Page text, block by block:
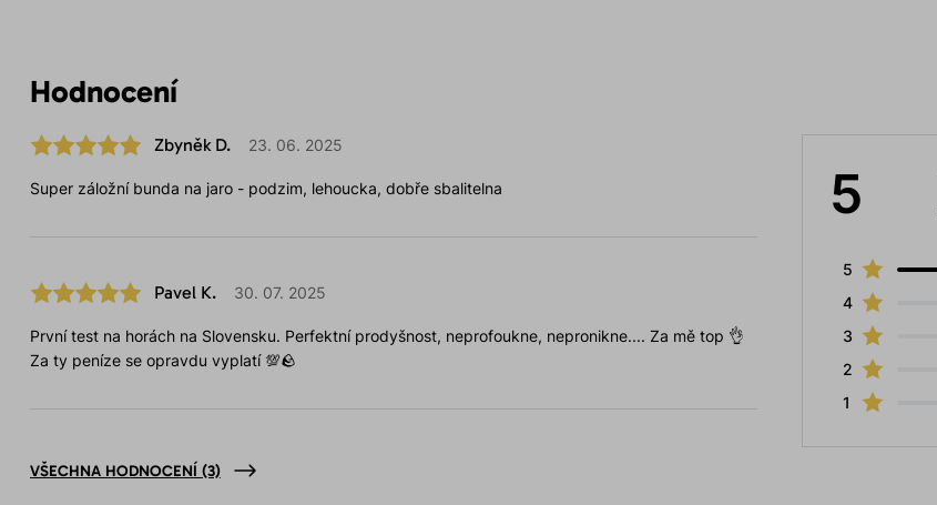
Hodnocení
5
5
4
3
2
1
Zbyněk D. 23. 06. 2025
Super záložní bunda na jaro - podzim, lehoucka, dobře sbalitelna
Pavel K. 30. 07. 2025
První test na horách na Slovensku. Perfektní prodyšnost, neprofoukne, nepronikne.... Za mě top 👌
Za ty peníze se opravdu vyplatí 💯🪨
VŠECHNA HODNOCENÍ (3)